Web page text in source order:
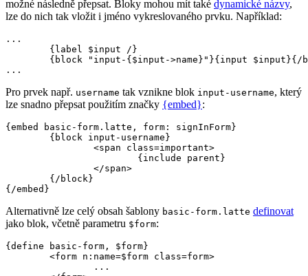
možné následně přepsat. Bloky mohou mít také dynamické názvy,
lze do nich tak vložit i jméno vykreslovaného prvku. Například:
...
Pro prvek např. username tak vznikne blok input-username, který
lze snadno přepsat použitím značky {embed}:
{embed basic-form.latte, form: signInForm}
Alternativně lze celý obsah šablony basic-form.latte definovat
jako blok, včetně parametru $form:
{define basic-form, $form}